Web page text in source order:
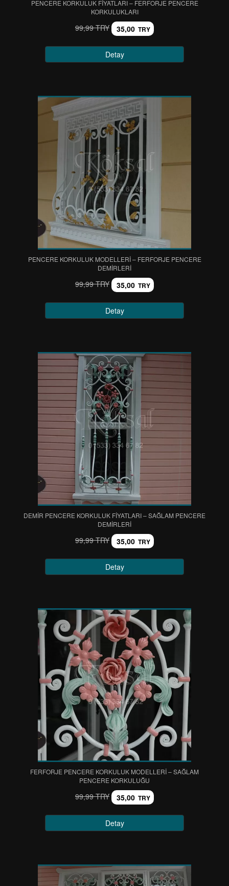
PENCERE KORKULUK FİYATLARI – FERFORJE PENCERE
KORKULUKLARI
99,99 TRY 35,00 TRY
Detay
PENCERE KORKULUK MODELLERİ – FERFORJE PENCERE
DEMİRLERİ
99,99 TRY 35,00 TRY
Detay
DEMİR PENCERE KORKULUK FİYATLARI – SAĞLAM PENCERE
DEMİRLERİ
99,99 TRY 35,00 TRY
Detay
FERFORJE PENCERE KORKULUK MODELLERİ – SAĞLAM
PENCERE KORKULUĞU
99,99 TRY 35,00 TRY
Detay